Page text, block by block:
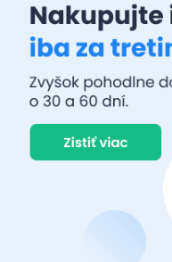
Pohodlná montáž vďaka
systému PowerClick.
utiahnutia cvakne a zaručí